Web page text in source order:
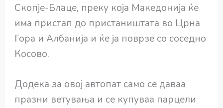
Скопје-Блаце, преку која Македонија ќе
има пристап до пристаништата во Црна
Гора и Албанија и ќе ја поврзе со соседно
Косово.
Додека за овој автопат само се даваа
празни ветувања и се купуваа парцели